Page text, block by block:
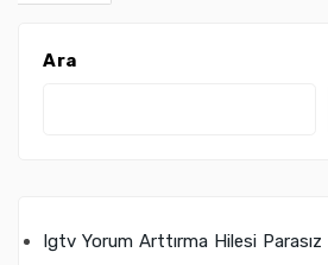
Ara
Igtv Yorum Arttırma Hilesi Parasız